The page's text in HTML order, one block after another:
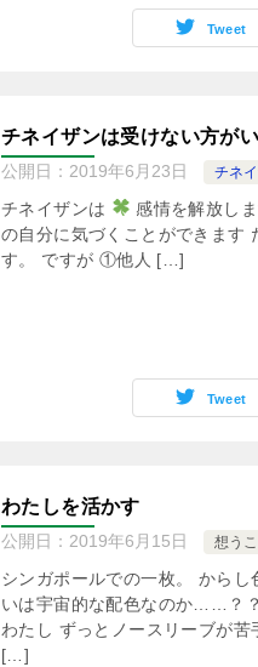
Tweet
チネイザンは受けない方が
公開日： 2019年6月23日 チネ
チネイザンは 感情を解放し
の自分に気づくことができます
す。 ですが ①他人 […]
Tweet
わたしを活かす
公開日： 2019年6月15日 想うこ
シンガポールでの一枚。 から
いは宇宙的な配色なのか……？
わたし ずっとノースリーブが
[…]